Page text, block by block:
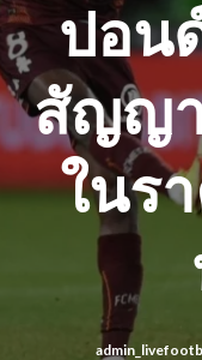
ปอน
สัญญ
ในร